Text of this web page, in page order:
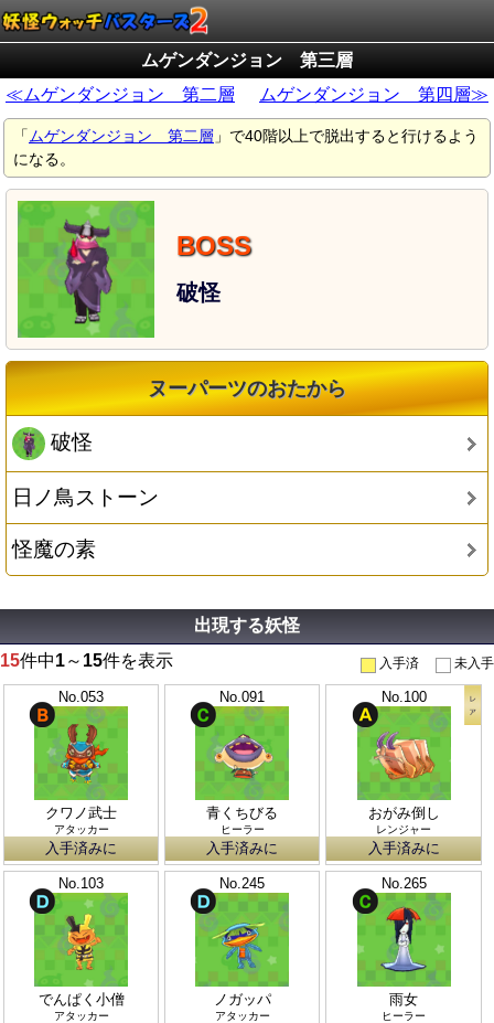
ムゲンダンジョン 第三層
≪ムゲンダンジョン 第二層
ムゲンダンジョン 第四層≫
「 ムゲンダンジョン 第二層 」で40階以上で脱出すると行けるよう
になる。
破怪
ヌーパーツのおたから
破怪
日ノ鳥ストーン
怪魔の素
出現する妖怪
15件中1～ 15件を表示 入手済 未入手
No.053
クワノ武士
アタッカー
入手済みに
No.091
青くちびる
ヒーラー
入手済みに
No.100
おがみ倒し
レンジャー
入手済みに
No.103
でんぱく小僧
アタッカー
No.245
ノガッパ
アタッカー
No.265
雨女
ヒーラー